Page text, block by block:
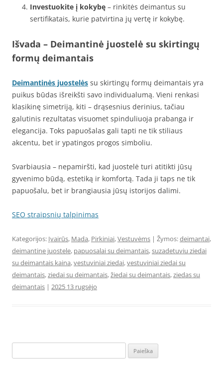
Investuokite į kokybę – rinkitės deimantus su
sertifikatais, kurie patvirtina jų vertę ir kokybę.
Išvada – Deimantinė juostelė su skirtingų
formų deimantais
Deimantinės juostelės su skirtingų formų deimantais yra
puikus būdas išreikšti savo individualumą. Vieni renkasi
klasikinę simetriją, kiti – drąsesnius derinius, tačiau
galutinis rezultatas visuomet spinduliuoja prabanga ir
elegancija. Toks papuošalas gali tapti ne tik stiliaus
akcentu, bet ir ypatingos progos simboliu.
Svarbiausia – nepamiršti, kad juostelė turi atitikti jūsų
gyvenimo būdą, estetiką ir komfortą. Tada ji taps ne tik
papuošalu, bet ir brangiausia jūsų istorijos dalimi.
SEO straipsnių talpinimas
Kategorijos: Įvairūs, Mada, Pirkiniai,Vestuvėms | Žymos:deimantai,
deimantine juostele, papuosalai su deimantais,suzadetuviu ziedai
su deimantais kaina,vestuviniai ziedai,vestuviniai ziedai su
deimantais,ziedai su deimantais,žiedai su deimantais,ziedas su
deimantais | 2025 13 rugsėjo